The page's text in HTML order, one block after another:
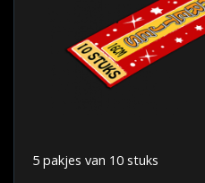
5 pakjes van 10 stuks